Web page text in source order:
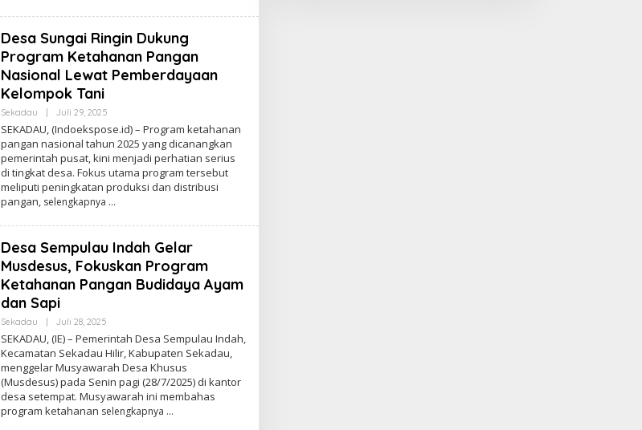
Desa Sungai Ringin Dukung
Program Ketahanan Pangan
Nasional Lewat Pemberdayaan
Kelompok Tani
Sekadau Juli 29, 2025
E
H
A
D
M
I
N
SEKADAU, (Indoekspose.id) – Program ketahanan
pangan nasional tahun 2025 yang dicanangkan
pemerintah pusat, kini menjadi perhatian serius
di tingkat desa. Fokus utama program tersebut
meliputi peningkatan produksi dan distribusi
pangan, selengkapnya
Desa Sempulau Indah Gelar
Musdesus, Fokuskan Program
Ketahanan Pangan Budidaya Ayam
dan Sapi
Sekadau Juli 28, 2025
L
E
H
A
D
M
I
N
SEKADAU, (IE) – Pemerintah Desa Sempulau Indah,
Kecamatan Sekadau Hilir, Kabupaten Sekadau,
menggelar Musyawarah Desa Khusus
(Musdesus) pada Senin pagi (28/7/2025) di kantor
desa setempat. Musyawarah ini membahas
program ketahanan selengkapnya